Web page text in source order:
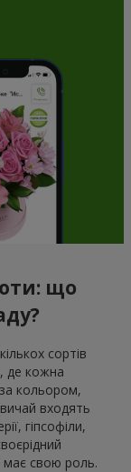
що
сортів
де кожна
кольором,
входять
гіпсофіли,
має свою роль.